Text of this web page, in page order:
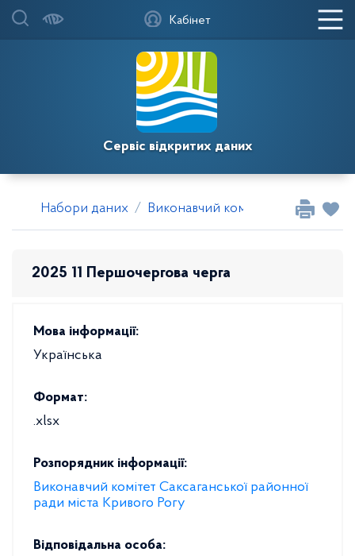
Сервіс відкритих даних
Кабінет
Набори даних Виконавчий комітет
2025 11 Першочергова черга
Мова інформації:
Українська
Формат:
.xlsx
Розпорядник інформації:
Виконавчий комітет Саксаганської районної
ради міста Кривого Рогу
Відповідальна особа: